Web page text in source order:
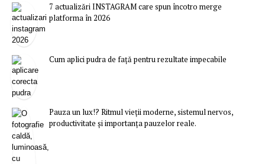
7 actualizări INSTAGRAM care spun încotro merge
platforma în 2026
Cum aplici pudra de față pentru rezultate impecabile
Pauza un lux!? Ritmul vieții moderne, sistemul nervos,
productivitate și importanța pauzelor reale.